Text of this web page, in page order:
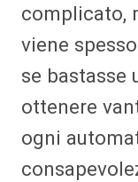
complicato,
viene
se bastasse
ottenere
ogni